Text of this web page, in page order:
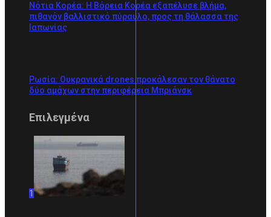
Νότια Κορέα: Η Βόρεια Κορέα εξαπέλυσε βλήμα,
πιθανόν βαλλιστικό πύραυλο, προς τη θάλασσα της
Ιαπωνίας
Ρωσία: Ουκρανικά drones προκάλεσαν τον θάνατο
δύο αμάχων στην περιφέρεια Μπριάνσκ
Επιλεγμένα
1